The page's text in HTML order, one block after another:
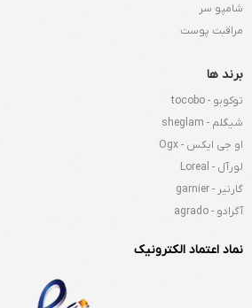
شامپو سر
مراقبت پوست
برند ها
توکوبو - tocobo
شیگلم - sheglam
او جی ایکس - Ogx
لورآل - Loreal
گارنیر - garnier
آگرادو - agrado
نماد اعتماد الکترونیک